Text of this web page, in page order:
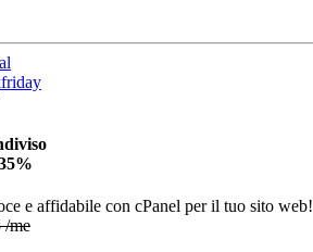
e affidabile con cPanel per il tuo sito web!
/me